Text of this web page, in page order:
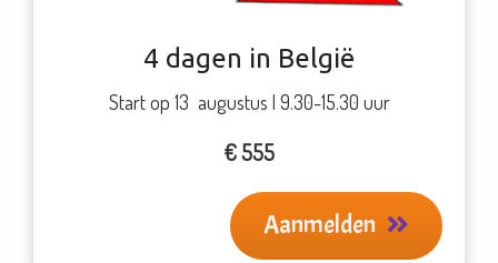
4 dagen in België
Start op 13 augustus | 9.30-15.30 uur
€ 555
Aanmelden